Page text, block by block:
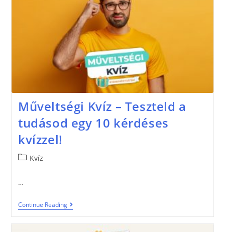
Műveltségi Kvíz – Teszteld a
tudásod egy 10 kérdéses
kvízzel!
Kvíz
…
Continue Reading